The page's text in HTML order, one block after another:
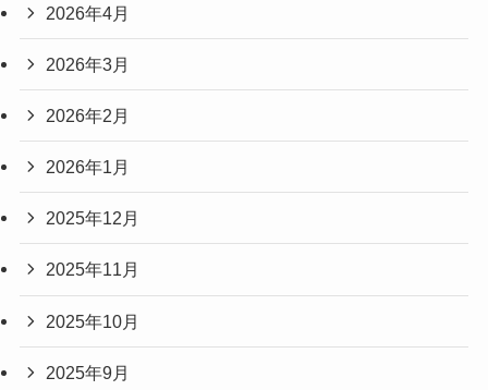
2026年4月
2026年3月
2026年2月
2026年1月
2025年12月
2025年11月
2025年10月
2025年9月